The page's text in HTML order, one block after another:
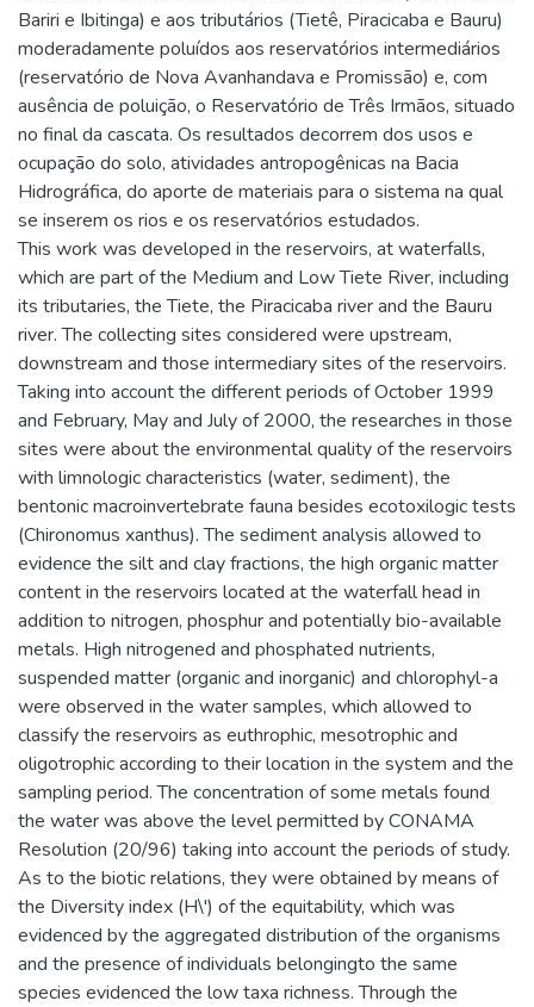
Bariri e Ibitinga) e aos tributários (Tietê, Piracicaba e Bauru)
moderadamente poluídos aos reservatórios intermediários
(reservatório de Nova Avanhandava e Promissão) e, com
ausência de poluição, o Reservatório de Três Irmãos, situado
no final da cascata. Os resultados decorrem dos usos e
ocupação do solo, atividades antropogênicas na Bacia
Hidrográfica, do aporte de materiais para o sistema na qual
se inserem os rios e os reservatórios estudados.
This work was developed in the reservoirs, at waterfalls,
which are part of the Medium and Low Tiete River, including
its tributaries, the Tiete, the Piracicaba river and the Bauru
river. The collecting sites considered were upstream,
downstream and those intermediary sites of the reservoirs.
Taking into account the different periods of October 1999
and February, May and July of 2000, the researches in those
sites were about the environmental quality of the reservoirs
with limnologic characteristics (water, sediment), the
bentonic macroinvertebrate fauna besides ecotoxilogic tests
(Chironomus xanthus). The sediment analysis allowed to
evidence the silt and clay fractions, the high organic matter
content in the reservoirs located at the waterfall head in
addition to nitrogen, phosphur and potentially bio-available
metals. High nitrogened and phosphated nutrients,
suspended matter (organic and inorganic) and chlorophyl-a
were observed in the water samples, which allowed to
classify the reservoirs as euthrophic, mesotrophic and
oligotrophic according to their location in the system and the
sampling period. The concentration of some metals found
the water was above the level permitted by CONAMA
Resolution (20/96) taking into account the periods of study.
As to the biotic relations, they were obtained by means of
the Diversity index (H\') of the equitability, which was
evidenced by the aggregated distribution of the organisms
and the presence of individuals belongingto the same
species evidenced the low taxa richness. Through the